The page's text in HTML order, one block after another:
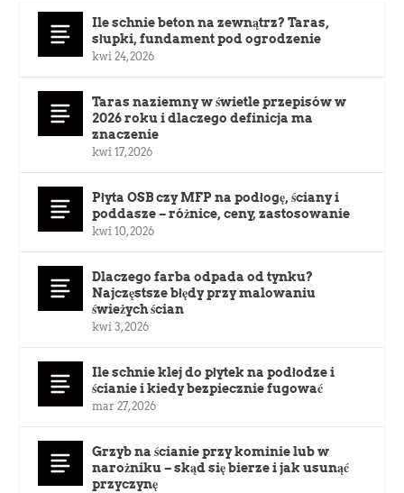
Ile schnie beton na zewnątrz? Taras,
słupki, fundament pod ogrodzenie
kwi 24, 2026
Taras naziemny w świetle przepisów w
2026 roku i dlaczego definicja ma
znaczenie
kwi 17, 2026
Płyta OSB czy MFP na podłogę, ściany i
poddasze – różnice, ceny, zastosowanie
kwi 10, 2026
Dlaczego farba odpada od tynku?
Najczęstsze błędy przy malowaniu
świeżych ścian
kwi 3, 2026
Ile schnie klej do płytek na podłodze i
ścianie i kiedy bezpiecznie fugować
mar 27, 2026
Grzyb na ścianie przy kominie lub w
narożniku – skąd się bierze i jak usunąć
przyczynę